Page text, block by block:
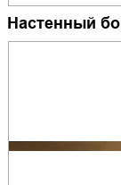
Настенный